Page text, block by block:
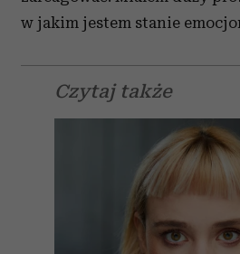
w jakim jestem stanie
Czytaj także